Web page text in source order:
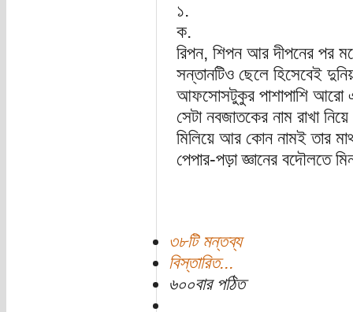
১.
ক.
রিপন, শিপন আর দীপনের পর
সন্তানটিও ছেলে হিসেবেই
আফসোসটুকুর পাশাপাশি আরো
সেটা নবজাতকের নাম রাখা
মিলিয়ে আর কোন নামই তার
পেপার-পড়া জ্ঞানের বদৌলতে
৩৮টি মন্তব্য
বিস্তারিত...
৬০০বার পঠিত